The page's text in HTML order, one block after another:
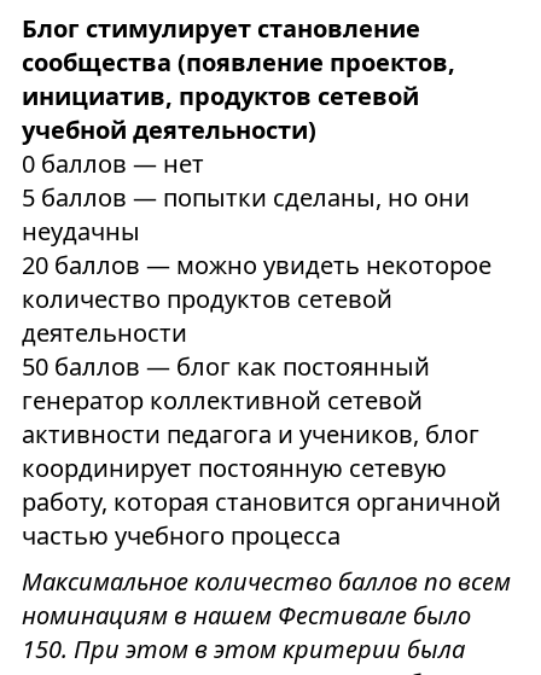
Блог стимулирует становление
сообщества (появление проектов,
инициатив, продуктов сетевой
учебной деятельности)
0 баллов — нет
5 баллов — попытки сделаны, но они
неудачны
20 баллов — можно увидеть некоторое
количество продуктов сетевой
деятельности
50 баллов — блог как постоянный
генератор коллективной сетевой
активности педагога и учеников, блог
координирует постоянную сетевую
работу, которая становится органичной
частью учебного процесса
Максимальное количество баллов по всем
номинациям в нашем Фестивале было
150. При этом в этом критерии была